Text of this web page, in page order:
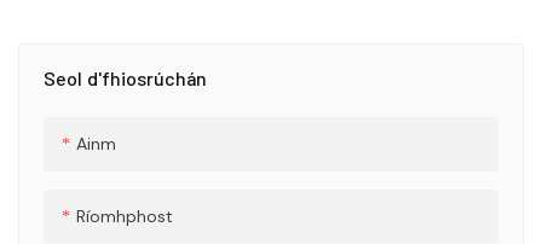
Seol d'fhiosrúchán
Ainm
Ríomhphost
lasmuigh. Is féidir na léinte
seo a phearsanú chun
le díol díreach